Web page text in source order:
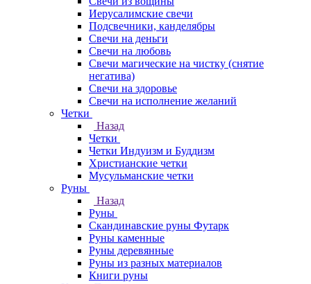
Иерусалимские свечи
Подсвечники, канделябры
Свечи на деньги
Свечи на любовь
Свечи магические на чистку (снятие
негатива)
Свечи на здоровье
Свечи на исполнение желаний
Четки
Назад
Четки
Четки Индуизм и Буддизм
Христианские четки
Мусульманские четки
Руны
Назад
Руны
Скандинавские руны Футарк
Руны каменные
Руны деревянные
Руны из разных материалов
Книги руны